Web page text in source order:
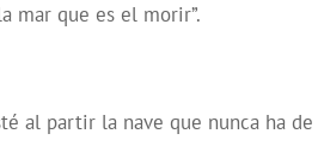
mar que es el morir”.
al partir la nave que nunca ha